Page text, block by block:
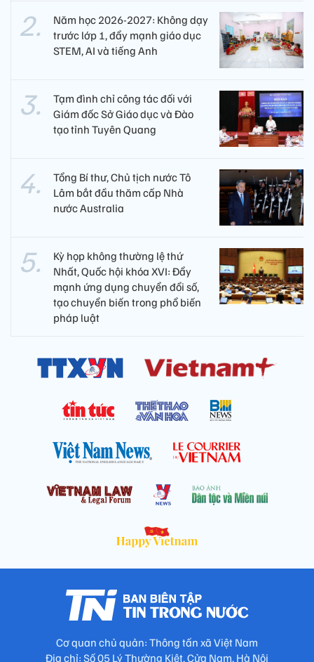
Năm học 2026-2027: Không dạy
trước lớp 1, đẩy mạnh giáo dục
STEM, AI và tiếng Anh
Tạm đình chỉ công tác đối với
Giám đốc Sở Giáo dục và Đào
tạo tỉnh Tuyên Quang
Tổng Bí thư, Chủ tịch nước Tô
Lâm bắt đầu thăm cấp Nhà
nước Australia
Kỳ họp không thường lệ thứ
Nhất, Quốc hội khóa XVI: Đẩy
mạnh ứng dụng chuyển đổi số,
tạo chuyển biến trong phổ biến
pháp luật
Cơ quan chủ quản: Thông tấn xã Việt Nam
Địa chỉ: Số 05 Lý Thường Kiệt, Cửa Nam, Hà Nội